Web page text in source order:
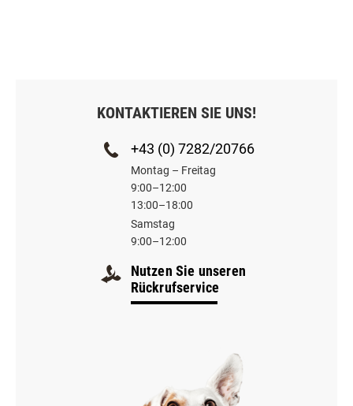
KONTAKTIEREN SIE UNS!
+43 (0) 7282/20766
Montag – Freitag
9:00–12:00
13:00–18:00
Samstag
9:00–12:00
Nutzen Sie unseren
Rückrufservice